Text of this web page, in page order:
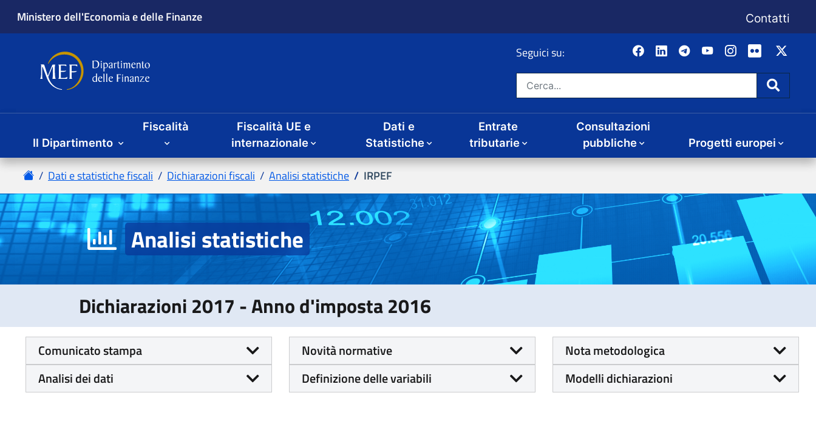
Il Dipartimento
Fiscalità Fiscalità UE e Dati e Entrate
Consultazioni
Progetti europei
IRPEF
Analisi statistiche
Dichiarazioni 2017 - Anno d'imposta 2016
Comunicato stampa Novità normative
Nota metodologica
Analisi dei dati
Definizione delle variabili Modelli dichiarazioni